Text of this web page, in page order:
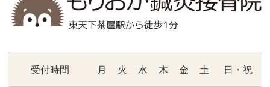
受付時間 月 火 水 木 金 土 日・祝